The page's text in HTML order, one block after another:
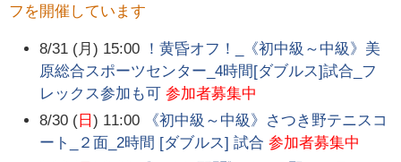
フを開催しています
8/31 (月) 15:00
！黄昏オフ！_《初中級～中級》美
原総合スポーツセンター_4時間[ダブルス]試合_フ
レックス参加も可 参加者募集中
8/30 ( 日) 11:00
《初中級～中級》さつき野テニスコ
ート_２面_2時間 [ダブルス] 試合 参加者募集中